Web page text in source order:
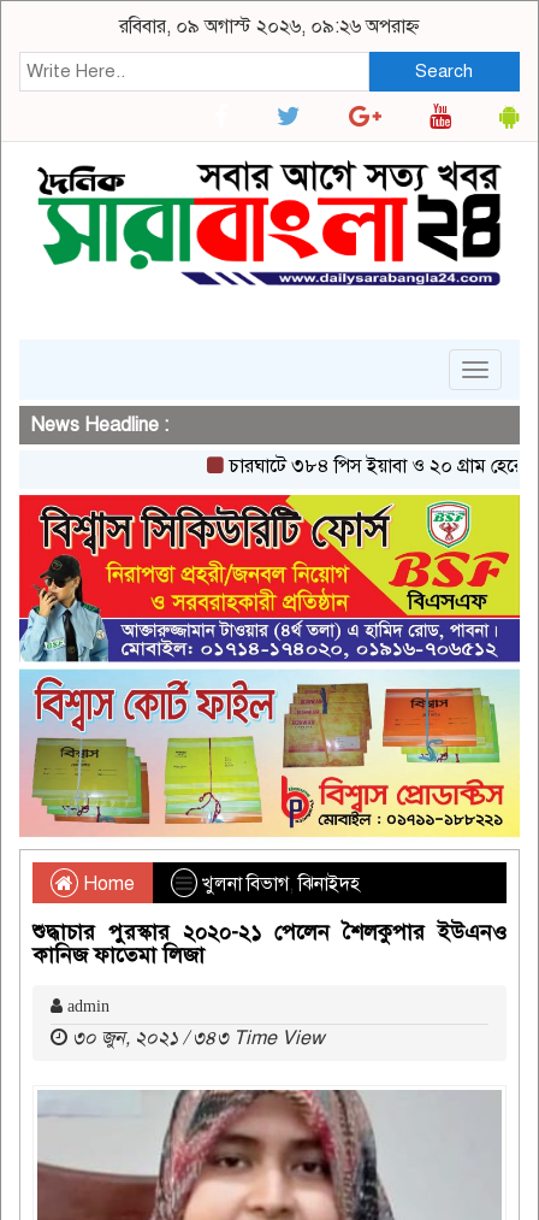
রবিবার, ০৯ অগাস্ট ২০২৬, ০৯:২৬ অপরাহ্ন
Search
Toggle
News Headline :
চারঘাটে ৩৮৪ পিস ইয়াবা ও ২০ গ্রাম হেরোইনসহ
Home খুলনা বিভাগ,ঝিনাইদহ
শুদ্ধাচার পুরস্কার ২০২০-২১ পেলেন শৈলকুপার ইউএনও
কানিজ ফাতেমা লিজা
admin
৩০ জুন, ২০২১ / ৩৪৩ Time View